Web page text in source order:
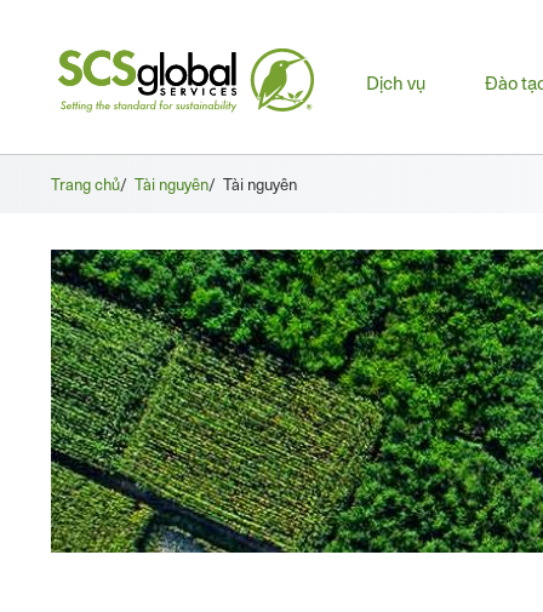
Dịch vụ Đào
Trang chủ/ Tài nguyên/ Tài nguyên